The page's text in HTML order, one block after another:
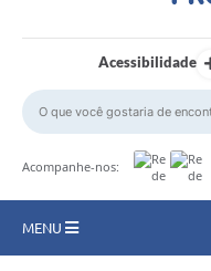
Acessibilidade
Acompanhe-nos:
MENU